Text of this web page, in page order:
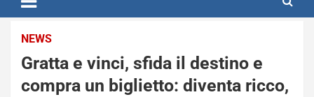
NEWS
Gratta e vinci, sfida il destino e
compra un biglietto: diventa ricco,